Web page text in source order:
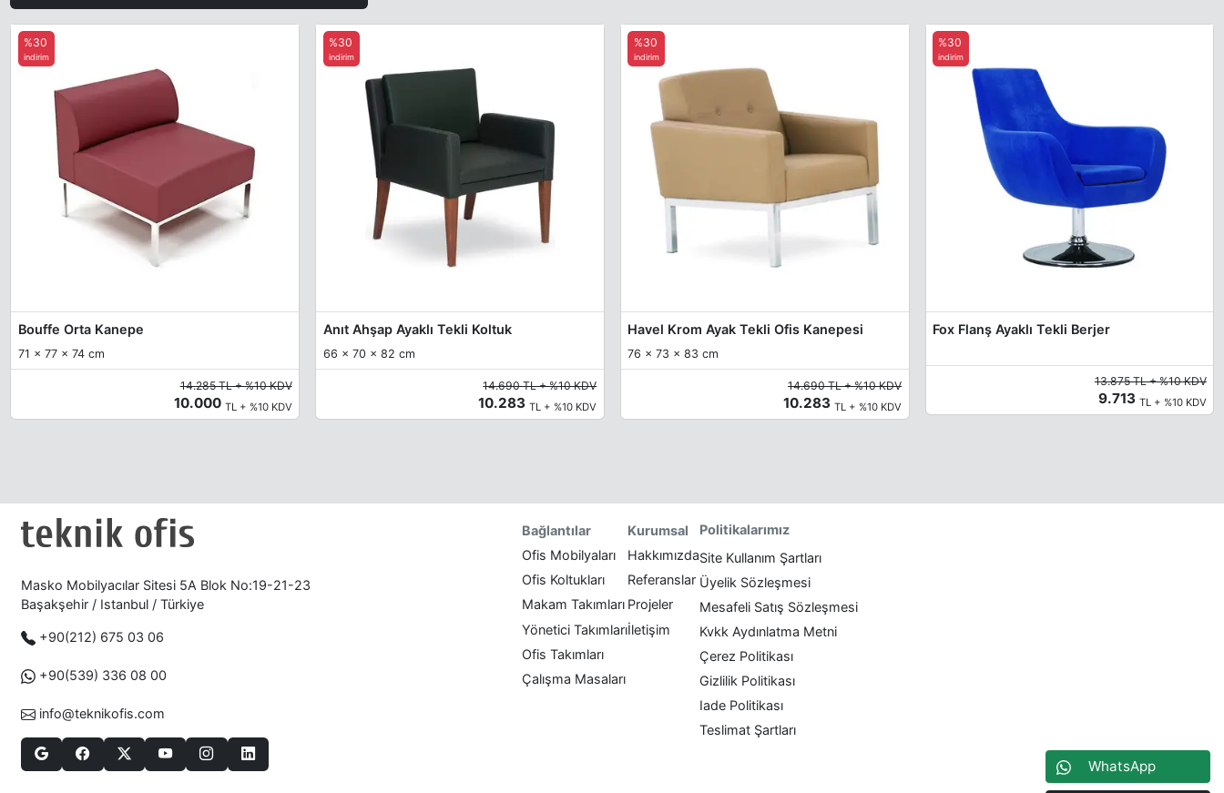
Bouffe Orta Kanepe
71 x 77 x 74 cm
%30
indirim
14.285 TL + %10 KDV
10.000 TL + %10 KDV
Anıt Ahşap Ayaklı Tekli Koltuk
66 x 70 x 82 cm
%30
indirim
14.690 TL + %10 KDV
10.283TL + %10 KDV
Havel Krom Ayak Tekli Ofis Kanepesi
76 x 73 x 83 cm
%30
indirim
14.690 TL + %10 KDV
10.283TL + %10 KDV
Fox Flanş Ayaklı Tekli Berjer
%30
indirim
13.875 TL + %10 KDV
9.713 TL + %10 KDV
WhatsApp
Masko Mobilyacılar Sitesi 5A Blok No:19-21-23
Başakşehir / Istanbul / Türkiye
+90(212) 675 03 06
+90(539) 336 08 00
info@teknikofis.com
Bağlantılar
Ofis Mobilyaları
Ofis Koltukları
Makam Takımları
Yönetici Takımları
Ofis Takımları
Çalışma Masaları
Kurumsal
Hakkımızda
Referanslar
Projeler
İletişim
Politikalarımız
Site Kullanım Şartları
Üyelik Sözleşmesi
Mesafeli Satış Sözleşmesi
Kvkk Aydınlatma Metni
Çerez Politikası
Gizlilik Politikası
Iade Politikası
Teslimat Şartları